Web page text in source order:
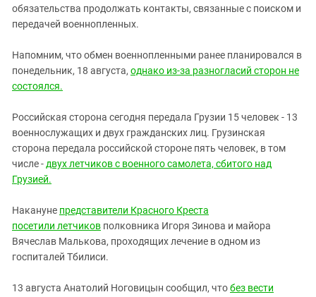
обязательства продолжать контакты, связанные с поиском и
передачей военнопленных.
Напомним, что обмен военнопленными ранее планировался в
понедельник, 18 августа, однако из-за разногласий сторон не
состоялся.
Российская сторона сегодня передала Грузии 15 человек - 13
военнослужащих и двух гражданских лиц. Грузинская
сторона передала российской стороне пять человек, в том
числе - двух летчиков с военного самолета, сбитого над
Грузией.
Накануне представители Красного Креста
посетили летчиков полковника Игоря Зинова и майора
Вячеслав Малькова, проходящих лечение в одном из
госпиталей Тбилиси.
13 августа Анатолий Ноговицын сообщил, чтобез вести